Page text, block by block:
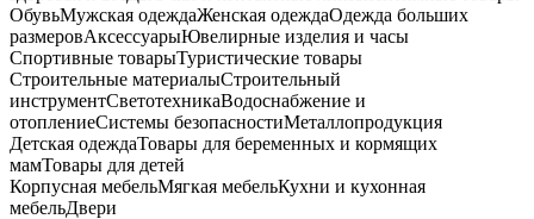
ОбувьМужская одеждаЖенская одеждаОдежда больших
размеровАксессуарыЮвелирные изделия и часы
Спортивные товарыТуристические товары
Строительные материалыСтроительный
инструментСветотехникаВодоснабжение и
отоплениеСистемы безопасностиМеталлопродукция
Детская одеждаТовары для беременных и кормящих
мамТовары для детей
Корпусная мебельМягкая мебельКухни и кухонная
мебельДвери